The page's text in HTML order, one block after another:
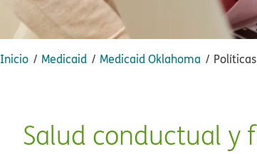
Inicio​​ Medicaid​​ Medicaid Oklahoma​​
Salud conductual y